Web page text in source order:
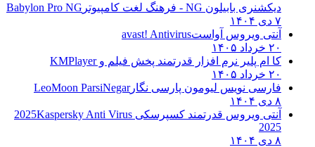
دیکشنری بابیلون NG - فرهنگ لغت کامپیوتر
Babylon Pro NG
۷ دی ۱۴۰۴
آنتی ویروس آواستavast! Antivirus
۲۰ خرداد ۱۴۰۵
کا ام پلیر نرم افزار قدرتمند پخش فیلم وKMPlayer
۲۰ خرداد ۱۴۰۵
فارسی نویس لیومون پارسی نگارLeoMoon ParsiNegar
۸ دی ۱۴۰۴
آنتی ویروس قدرتمند کسپرسکی 2025 Kaspersky Anti Virus
2025
۸ دی ۱۴۰۴